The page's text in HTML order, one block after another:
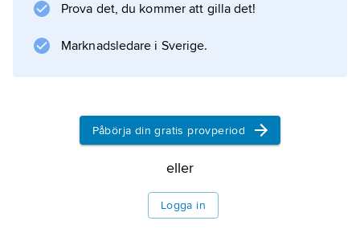
Prova det, du kommer att gilla det!
Marknadsledare i Sverige.
Påbörja din gratis provperiod
eller
Logga in